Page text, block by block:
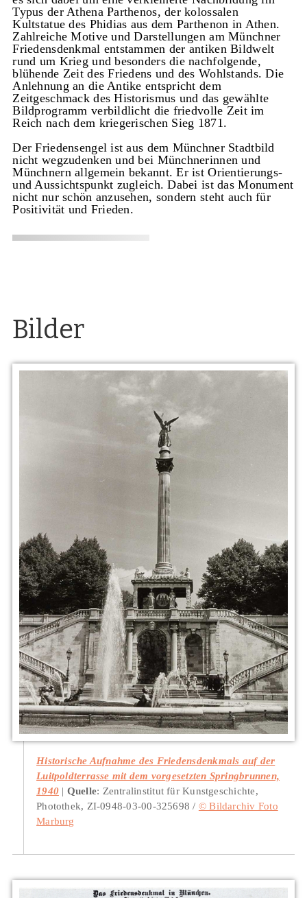
Typus der Athena Parthenos, der kolossalen
Kultstatue des Phidias aus dem Parthenon in Athen.
Zahlreiche Motive und Darstellungen am Münchner
Friedensdenkmal entstammen der antiken Bildwelt
rund um Krieg und besonders die nachfolgende,
blühende Zeit des Friedens und des Wohlstands. Die
Anlehnung an die Antike entspricht dem
Zeitgeschmack des Historismus und das gewählte
Bildprogramm verbildlicht die friedvolle Zeit im
Reich nach dem kriegerischen Sieg 1871.
Der Friedensengel ist aus dem Münchner Stadtbild
nicht wegzudenken und bei Münchnerinnen und
Münchnern allgemein bekannt. Er ist Orientierungs-
und Aussichtspunkt zugleich. Dabei ist das Monument
nicht nur schön anzusehen, sondern steht auch für
Positivität und Frieden.
Bilder
Historische Aufnahme des Friedensdenkmals auf der
Luitpoldterrasse mit dem vorgesetzten Springbrunnen,
1940
Quelle: Zentralinstitut für Kunstgeschichte,
Photothek, ZI-0948-03-00-325698 / © Bildarchiv Foto
Marburg